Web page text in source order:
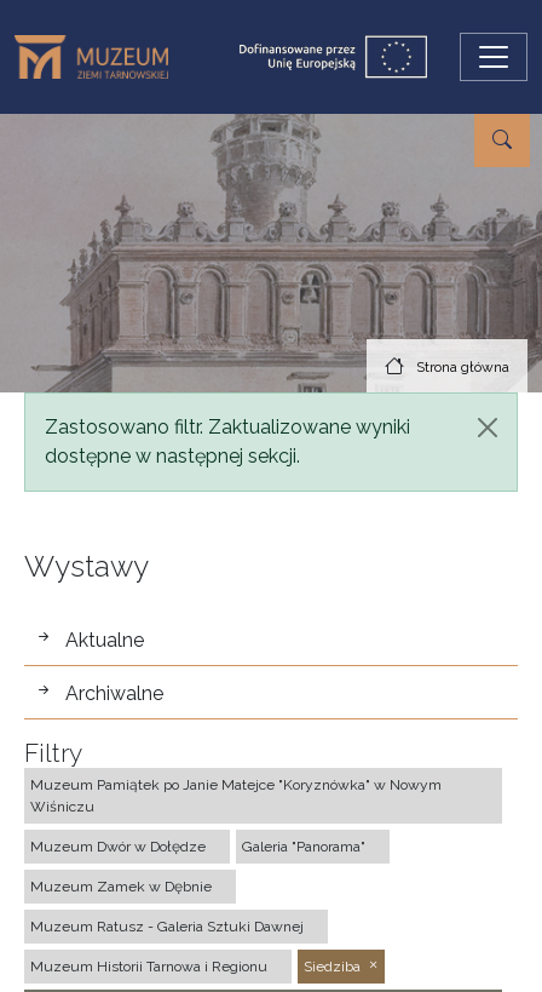
Strona główna
Komunikat
Zastosowano filtr. Zaktualizowane wyniki
dostępne w następnej sekcji.
Wystawy
wystawy
Aktualne
Archiwalne
Filtry
Muzeum Pamiątek po Janie Matejce "Koryznówka" w Nowym
Wiśniczu
Muzeum Dwór w Dołędze Galeria "Panorama"
Muzeum Zamek w Dębnie
Muzeum Ratusz - Galeria Sztuki Dawnej
Muzeum Historii Tarnowa i Regionu Siedziba